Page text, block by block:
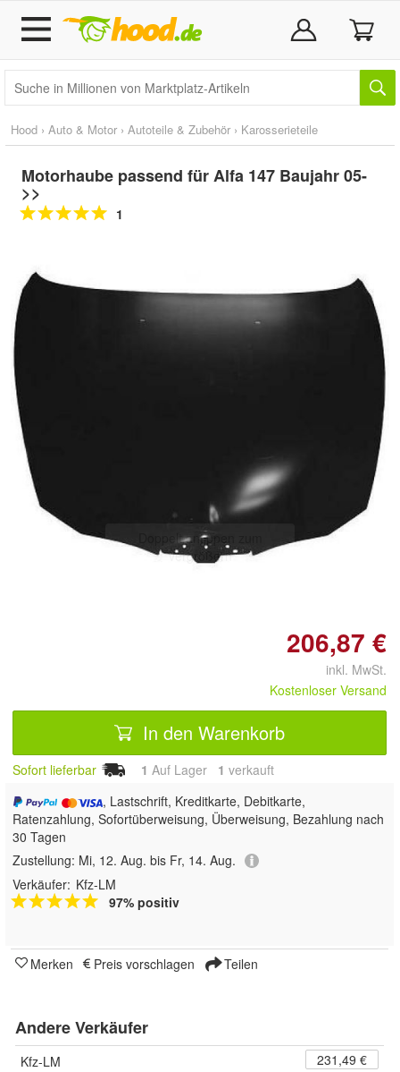
Hood › Auto & Motor › Autoteile & Zubehör › Karosserieteile
Motorhaube passend für Alfa 147 Baujahr 05-
>>
1
Doppelt antippen zum
vergrößern
206,87 €
inkl. MwSt.
Kostenloser Versand
In den Warenkorb
Sofort lieferbar 1 Auf Lager 1 verkauft
, Lastschrift, Kreditkarte, Debitkarte,
Ratenzahlung, Sofortüberweisung, Überweisung, Bezahlung nach
30 Tagen
Zustellung: Mi, 12. Aug. bis Fr, 14. Aug.
Verkäufer: Kfz-LM
97% positiv
Merken Preis vorschlagen Teilen
Andere Verkäufer
Kfz-LM
231,49 €